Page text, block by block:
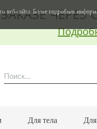
ЧЕРЕЗ
Для тела
сайта. Более подробная